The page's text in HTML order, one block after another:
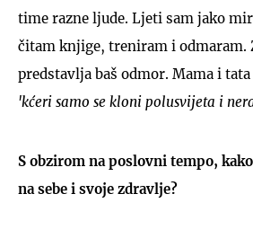
time razne ljude. Ljeti sam jako
čitam knjige, treniram i odmaram.
predstavlja baš odmor. Mama i
'kćeri samo se kloni polusvijeta i
S obzirom na poslovni tempo,
na sebe i svoje zdravlje?